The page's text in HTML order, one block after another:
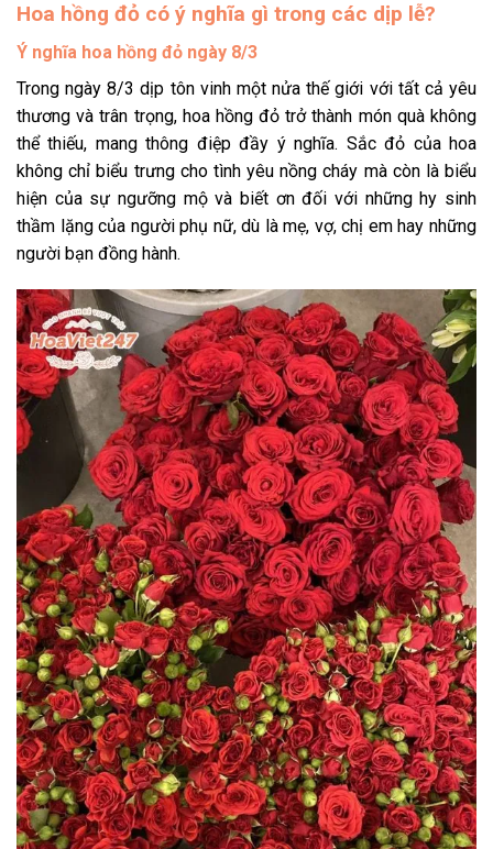
Hoa hồng đỏ có ý nghĩa gì trong các dịp lễ?
Ý nghĩa hoa hồng đỏ ngày 8/3
Trong ngày 8/3 dịp tôn vinh một nửa thế giới với tất cả yêu
thương và trân trọng, hoa hồng đỏ trở thành món quà không
thể thiếu, mang thông điệp đầy ý nghĩa. Sắc đỏ của hoa
không chỉ biểu trưng cho tình yêu nồng cháy mà còn là biểu
hiện của sự ngưỡng mộ và biết ơn đối với những hy sinh
thầm lặng của người phụ nữ, dù là mẹ, vợ, chị em hay những
người bạn đồng hành.